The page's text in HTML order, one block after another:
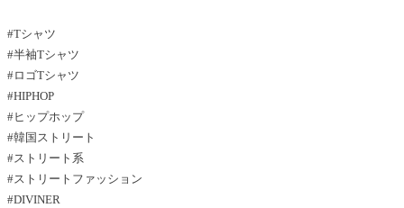
#Tシャツ
#半袖Tシャツ
#ロゴTシャツ
#HIPHOP
#ヒップホップ
#韓国ストリート
#ストリート系
#ストリートファッション
#DIVINER